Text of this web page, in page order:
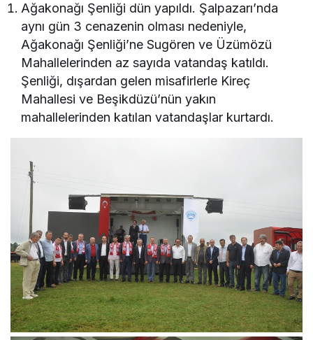
Ağakonağı Şenliği dün yapıldı. Şalpazarı’nda
aynı gün 3 cenazenin olması nedeniyle,
Ağakonağı Şenliği’ne Sugören ve Üzümözü
Mahallelerinden az sayıda vatandaş katıldı.
Şenliği, dışardan gelen misafirlerle Kireç
Mahallesi ve Beşikdüzü’nün yakın
mahallelerinden katılan vatandaşlar kurtardı.